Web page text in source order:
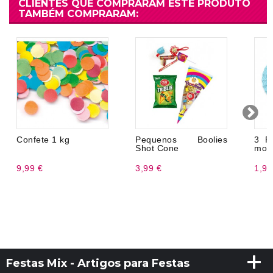
CLIENTES QUE COMPRARAM ESTE PRODUTO
TAMBÉM COMPRARAM:
Confete 1 kg
9,99 €
Pequenos Boolies
Shot Cone
3,99 €
3
Festas Mix - Artigos para Festas